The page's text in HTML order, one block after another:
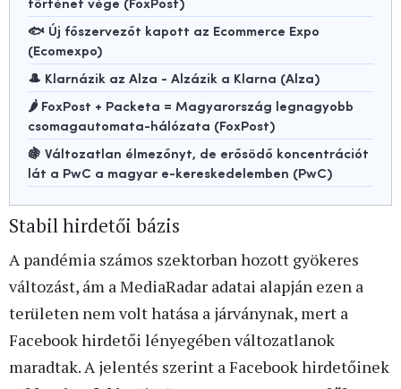
🐟 Új főszervezőt kapott az Ecommerce Expo
(Ecomexpo)
🎩 Klarnázik az Alza - Alzázik a Klarna (Alza)
🌶️ FoxPost + Packeta = Magyarország legnagyobb
csomagautomata-hálózata (FoxPost)
🍇 Változatlan élmezőnyt, de erősödő koncentrációt
lát a PwC a magyar e-kereskedelemben (PwC)
Stabil hirdetői bázis
A pandémia számos szektorban hozott gyökeres
változást, ám a MediaRadar adatai alapján ezen a
területen nem volt hatása a járványnak, mert a
Facebook hirdetői lényegében változatlanok
maradtak. A jelentés szerint a Facebook hirdetőinek